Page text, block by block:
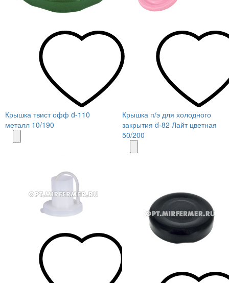
Крышка твист офф d-110
металл 10/190
Крышка п/э для холодного
закрытия d-82 Лайт цветная
50/200